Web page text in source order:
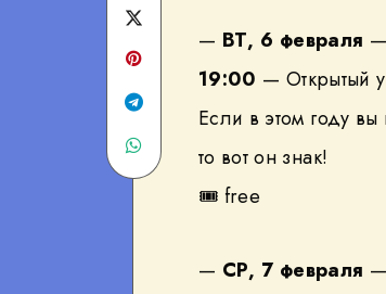
on
Facebook
Twitter
Share
Telegram
Share
— ВТ, 6 февраля —
19:00 — Открытый
Если в этом году
то вот он знак!
🎟 free
— СР, 7 февраля —